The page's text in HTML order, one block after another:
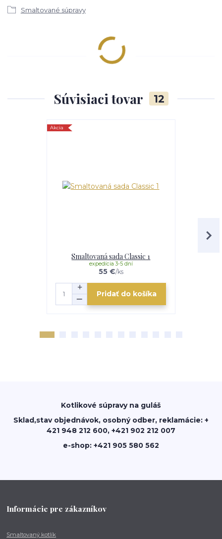
Smaltované súpravy
Súvisiaci tovar 12
Akcia
Smaltovaná sada Classic 1
55 €/ks
expedícia 3-5 dní
Pridať do košíka
Kotlikové súpravy na guláš
Sklad,stav objednávok, osobný odber, reklamácie: +
421 948 212 600, +421 902 212 007
e-shop: +421 905 580 562
Informácie pre zákazníkov
Smaltovaný kotlík